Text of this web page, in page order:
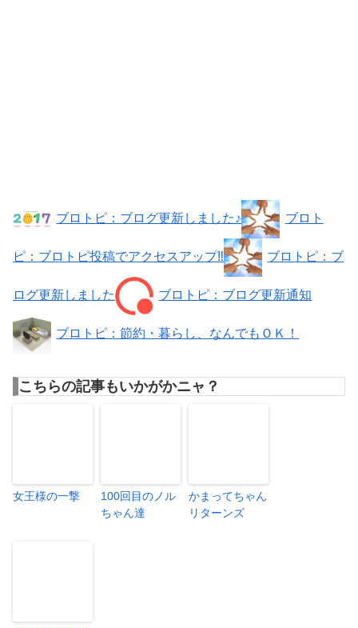
ブロトピ：ブログ更新しました♪ ブロト
ピ：ブロトピ投稿でアクセスアップ‼ ブロトピ：ブ
ログ更新しました ブロトピ：ブログ更新通知
ブロトピ：節約・暮らし、なんでもＯＫ！
こちらの記事もいかがかニャ？
女王様の一撃
100回目のノル
ちゃん達
かまってちゃん
リターンズ